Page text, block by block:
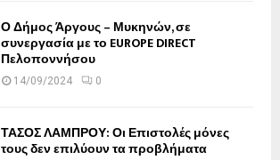
Ο Δήμος Άργους – Μυκηνών, σε
συνεργασία με το EUROPE DIRECT
Πελοποννήσου
14/09/2024 0
ΤΑΣΟΣ ΛΑΜΠΡΟΥ: Οι Επιστολές μόνες
τους δεν επιλύουν τα προβλήματα